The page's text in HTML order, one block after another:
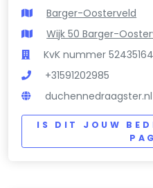
Barger-Oosterveld
Wijk 50 Barger-
KvK nummer 52435164
+31591202985
duchennedraagster.nl
IS DIT JOUW